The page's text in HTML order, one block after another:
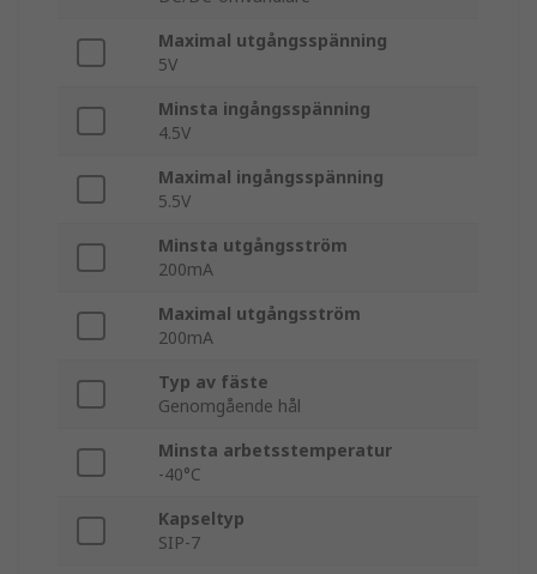
Maximal utgångsspänning
5V
Minsta ingångsspänning
4.5V
Maximal ingångsspänning
5.5V
Minsta utgångsström
200mA
Maximal utgångsström
200mA
Typ av fäste
Genomgående hål
Minsta arbetsstemperatur
-40°C
Kapseltyp
SIP-7